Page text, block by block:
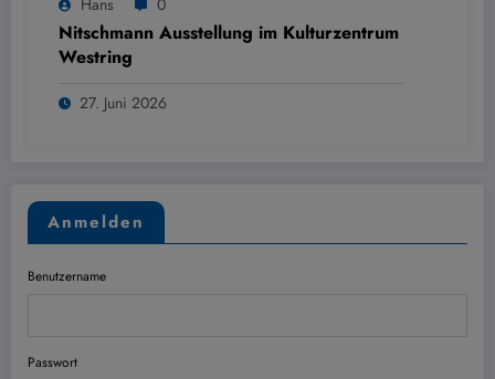
Nitschmann Ausstellung im Kulturzentrum
Westring
27. Juni 2026
Anmelden
Benutzername
Passwort